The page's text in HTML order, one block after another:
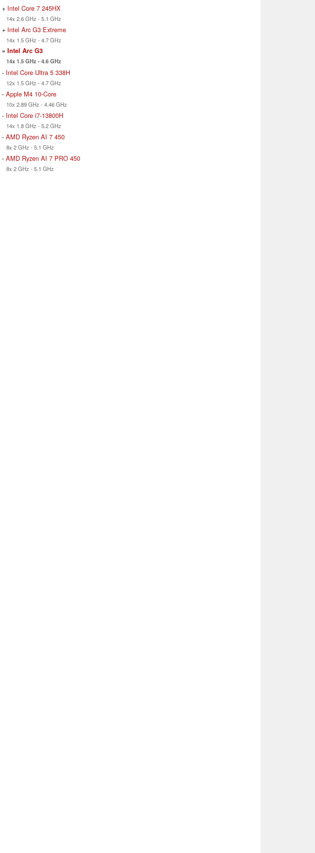
+ Intel Core 7 245HX
14x 2.6 GHz - 5.1 GHz
+ Intel Arc G3 Extreme
14x 1.5 GHz - 4.7 GHz
» Intel Arc G3
14x 1.5 GHz - 4.6 GHz
- Intel Core Ultra 5 338H
12x 1.5 GHz - 4.7 GHz
- Apple M4 10-Core
10x 2.89 GHz - 4.46 GHz
- Intel Core i7-13800H
14x 1.8 GHz - 5.2 GHz
- AMD Ryzen AI 7 450
8x 2 GHz - 5.1 GHz
- AMD Ryzen AI 7 PRO 450
8x 2 GHz - 5.1 GHz